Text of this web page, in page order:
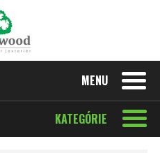
MENU
KATEGÓRIE